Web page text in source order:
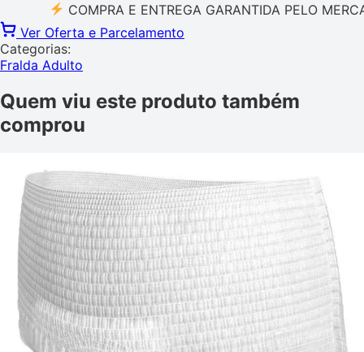
COMPRA E ENTREGA GARANTIDA PELO MERCADO
Ver Oferta e Parcelamento
Categorias:
Fralda Adulto
Quem viu este produto também
comprou